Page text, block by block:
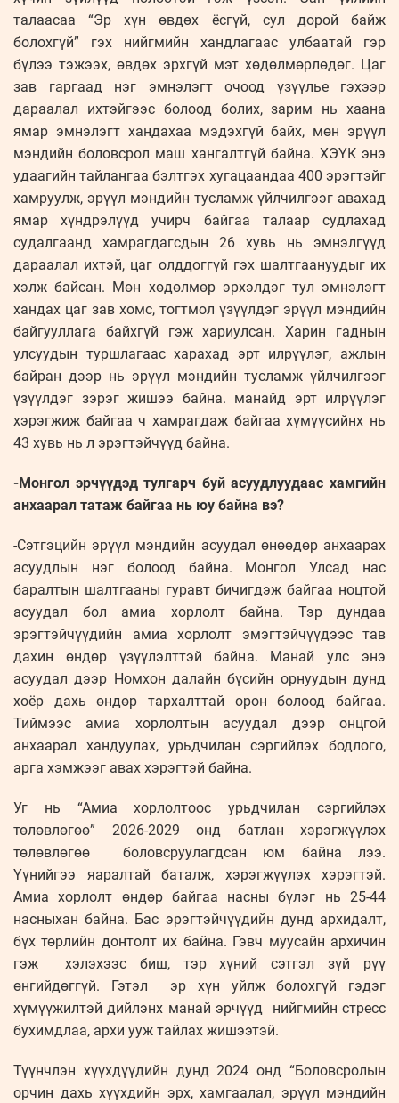
талаасаа “Эр хүн өвдөх ёсгүй, сул дорой байж
болохгүй” гэх нийгмийн хандлагаас улбаатай гэр
бүлээ тэжээх, өвдөх эрхгүй мэт хөдөлмөрлөдөг. Цаг
зав гаргаад нэг эмнэлэгт очоод үзүүлье гэхээр
дараалал ихтэйгээс болоод болих, зарим нь хаана
ямар эмнэлэгт хандахаа мэдэхгүй байх, мөн эрүүл
мэндийн боловсрол маш хангалтгүй байна. ХЭҮК энэ
удаагийн тайлангаа бэлтгэх хугацаандаа 400 эрэгтэйг
хамруулж, эрүүл мэндийн тусламж үйлчилгээг авахад
ямар хүндрэлүүд учирч байгаа талаар судлахад
судалгаанд хамрагдагсдын 26 хувь нь эмнэлгүүд
дараалал ихтэй, цаг олддоггүй гэх шалтгаануудыг их
хэлж байсан. Мөн хөдөлмөр эрхэлдэг тул эмнэлэгт
хандах цаг зав хомс, тогтмол үзүүлдэг эрүүл мэндийн
байгууллага байхгүй гэж хариулсан. Харин гаднын
улсуудын туршлагаас харахад эрт илрүүлэг, ажлын
байран дээр нь эрүүл мэндийн тусламж үйлчилгээг
үзүүлдэг зэрэг жишээ байна. манайд эрт илрүүлэг
хэрэгжиж байгаа ч хамрагдаж байгаа хүмүүсийнх нь
43 хувь нь л эрэгтэйчүүд байна.
-Монгол эрчүүдэд тулгарч буй асуудлуудаас хамгийн
анхаарал татаж байгаа нь юу байна вэ?
-Сэтгэцийн эрүүл мэндийн асуудал өнөөдөр анхаарах
асуудлын нэг болоод байна. Монгол Улсад нас
баралтын шалтгааны гуравт бичигдэж байгаа ноцтой
асуудал бол амиа хорлолт байна. Тэр дундаа
эрэгтэйчүүдийн амиа хорлолт эмэгтэйчүүдээс тав
дахин өндөр үзүүлэлттэй байна. Манай улс энэ
асуудал дээр Номхон далайн бүсийн орнуудын дунд
хоёр дахь өндөр тархалттай орон болоод байгаа.
Тиймээс амиа хорлолтын асуудал дээр онцгой
анхаарал хандуулах, урьдчилан сэргийлэх бодлого,
арга хэмжээг авах хэрэгтэй байна.
Уг нь “Амиа хорлолтоос урьдчилан сэргийлэх
төлөвлөгөө” 2026-2029 онд батлан хэрэгжүүлэх
төлөвлөгөө боловсруулагдсан юм байна лээ.
Үүнийгээ яаралтай баталж, хэрэгжүүлэх хэрэгтэй.
Амиа хорлолт өндөр байгаа насны бүлэг нь 25-44
насныхан байна. Бас эрэгтэйчүүдийн дунд архидалт,
бүх төрлийн донтолт их байна. Гэвч муусайн архичин
гэж хэлэхээс биш, тэр хүний сэтгэл зүй рүү
өнгийдөггүй. Гэтэл эр хүн уйлж болохгүй гэдэг
хүмүүжилтэй дийлэнх манай эрчүүд нийгмийн стресс
бухимдлаа, архи ууж тайлах жишээтэй.
Түүнчлэн хүүхдүүдийн дунд 2024 онд “Боловсролын
орчин дахь хүүхдийн эрх, хамгаалал, эрүүл мэндийн